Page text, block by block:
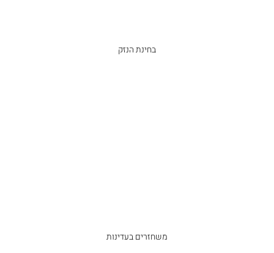
בחינת הנזק
משחזרים בעדינות